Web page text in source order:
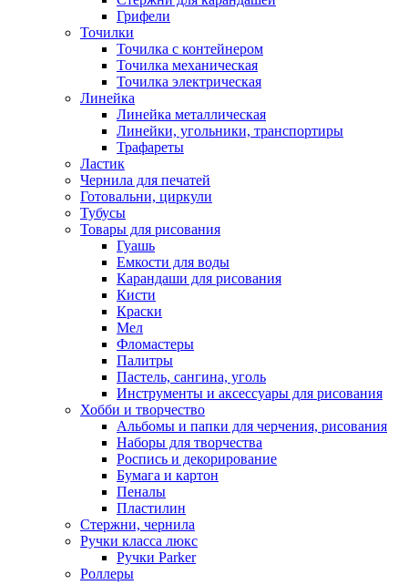
Грифели
Точилки
Точилка с контейнером
Точилка механическая
Точилка электрическая
Линейка
Линейка металлическая
Линейки, угольники, транспортиры
Трафареты
Ластик
Чернила для печатей
Готовальни, циркули
Тубусы
Товары для рисования
Гуашь
Емкости для воды
Карандаши для рисования
Кисти
Краски
Мел
Фломастеры
Палитры
Пастель, сангина, уголь
Инструменты и аксессуары для рисования
Хобби и творчество
Альбомы и папки для черчения, рисования
Наборы для творчества
Роспись и декорирование
Бумага и картон
Пеналы
Пластилин
Стержни, чернила
Ручки класса люкс
Ручки Parker
Роллеры